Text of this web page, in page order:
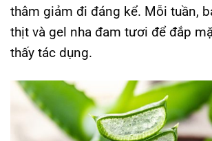
thâm giảm đi đáng kể. Mỗi tuần,
thịt và gel nha đam tươi để đắp
thấy tác dụng.